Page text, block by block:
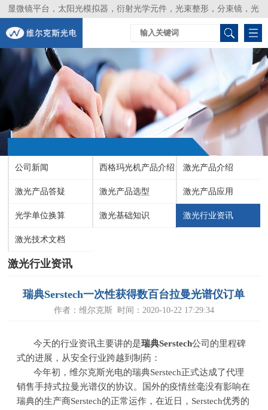
显微镜平台，太阳光模拟器，衍射光学元件，光束整形，分束镜，光
谱仪，生物激光器，光束分析仪，Layertec
公司新闻 西格玛光机产品介绍 激光产品介绍
激光产品答疑 激光产品选型 激光产品应用
光学单位换算 激光基础知识 激光行业资讯
激光技术文档
激光行业资讯
瑞典Serstech一次性获得数百台拉曼光谱仪订单
作者：维尔克斯 时间：2020-10-22 17:29:34
今天的行业资讯主要讲的是瑞典Serstech公司的里程碑
式的进展，从安全行业跨越到制药：
今年初，维尔克斯光电的瑞典Serstech正式达成了代理
销售手持式拉曼光谱仪的协议。国外的疫情丝毫没有影响在
瑞典的生产商Serstech的正常运作，在近日，Serstech优秀的